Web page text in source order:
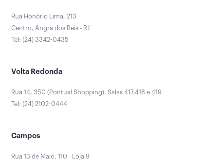
Rua Honório Lima, 213
Centro, Angra dos Reis - RJ
Tel: (24) 3342-0435
Volta Redonda
Rua 14, 350 (Pontual Shopping). Salas 417,418 e 419
Tel: (24) 2102-0444
Campos
Rua 13 de Maio, 110 - Loja 9